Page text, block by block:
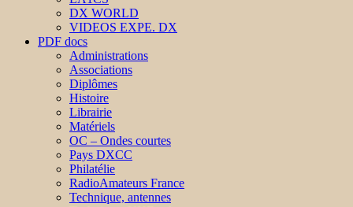
DX WORLD
VIDEOS EXPE. DX
PDF docs
Administrations
Associations
Diplômes
Histoire
Librairie
Matériels
OC – Ondes courtes
Pays DXCC
Philatélie
RadioAmateurs France
Technique, antennes